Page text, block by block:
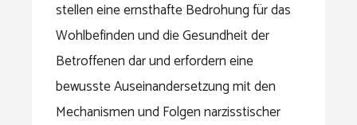
stellen eine ernsthafte Bedrohung für das
Wohlbefinden und die Gesundheit der
Betroffenen dar und erfordern eine
bewusste Auseinandersetzung mit den
Mechanismen und Folgen narzisstischer